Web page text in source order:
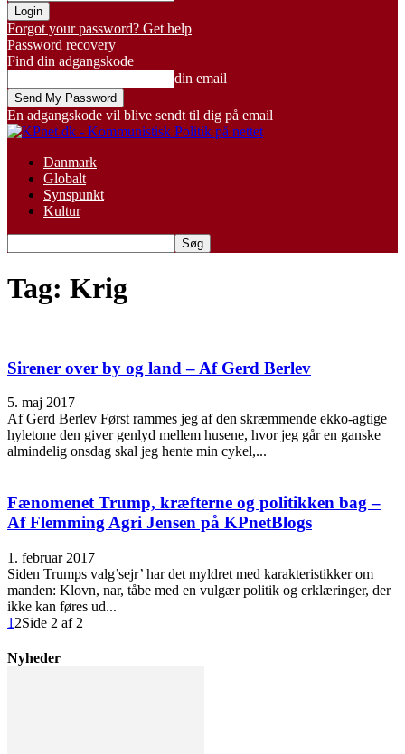
Forgot your password? Get help
Password recovery
Find din adgangskode
din email
En adgangskode vil blive sendt til dig på email
Danmark
Globalt
Synspunkt
Kultur
Tag: Krig
Sirener over by og land – Af Gerd Berlev
5. maj 2017
Af Gerd Berlev Først rammes jeg af den skræmmende ekko-agtige
hyletone den giver genlyd mellem husene, hvor jeg går en ganske
almindelig onsdag skal jeg hente min cykel,...
Fænomenet Trump, kræfterne og politikken bag –
Af Flemming Agri Jensen på KPnetBlogs
1. februar 2017
Siden Trumps valg’sejr’ har det myldret med karakteristikker om
manden: Klovn, nar, tåbe med en vulgær politik og erklæringer, der
ikke kan føres ud...
1 2Side 2 af 2
Nyheder